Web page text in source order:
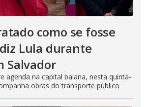
como se fosse
Lula durante
Salvador
agenda na capital baiana, nesta quinta-
obras do transporte público